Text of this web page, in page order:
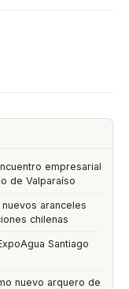
empresarial
de Valparaíso
aranceles
chilenas
Santiago
nuevo arquero de